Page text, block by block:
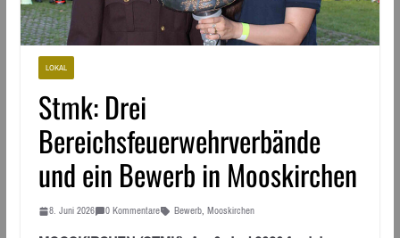
LOKAL
Stmk: Drei
Bereichsfeuerwehrverbände
und ein Bewerb in Mooskirchen
8. Juni 2026 0 Kommentare Bewerb, Mooskirchen